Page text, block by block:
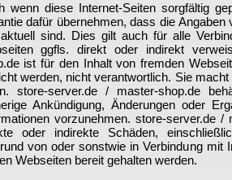
wenn diese Internet-Seiten sorgfältig
dafür übernehmen, dass die
sind. Dies gilt auch für alle
ggfls. direkt oder indirekt
ist für den Inhalt von fremden
werden, nicht verantwortlich. Sie
store-server.de / master-shop.de
Ankündigung, Änderungen oder
vorzunehmen. store-server.de
oder indirekte Schäden,
von oder sonstwie in Verbindung mit
Webseiten bereit gehalten werden.